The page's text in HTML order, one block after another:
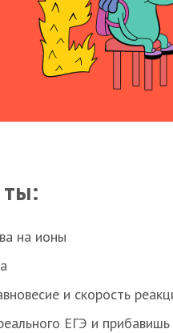
ты:
на ионы
и скорость
ЕГЭ и